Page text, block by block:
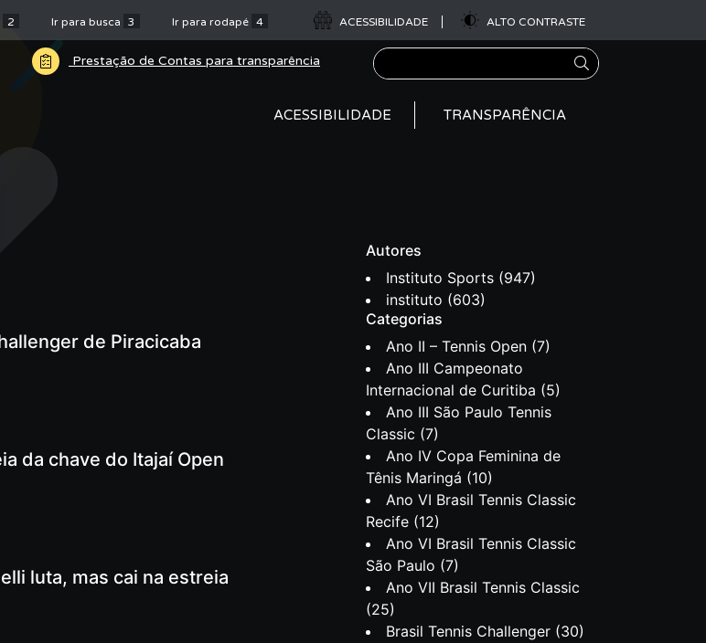
2 Ir para busca 3 Ir para rodapé 4 ACESSIBILIDADE ALTO CONTRASTE
Prestação de Contas para transparência Pesquisar
ACESSIBILIDADE TRANSPARÊNCIA
de Piracicaba
da chave do Itajaí Open
luta, mas cai na estreia
Autores
Instituto Sports (947)
instituto (603)
Categorias
Ano II – Tennis Open (7)
Ano III Campeonato
Internacional de Curitiba (5)
Ano III São Paulo Tennis
Classic (7)
Ano IV Copa Feminina de
Tênis Maringá (10)
Ano VI Brasil Tennis Classic
Recife (12)
Ano VI Brasil Tennis Classic
São Paulo (7)
Ano VII Brasil Tennis Classic
(25)
Brasil Tennis Challenger (30)